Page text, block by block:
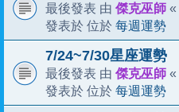
最後發表 由 傑克巫師 «
發表於 位於 每週運勢
7/24~7/30星座運勢
最後發表 由 傑克巫師 «
發表於 位於 每週運勢